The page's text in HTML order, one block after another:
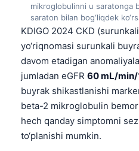
mikroglobulinni u saratonga
saraton bilan bog‘liqdek
KDIGO 2024 CKD
yo‘riqnomasi surunkali
davom etadigan
jumladan eGFR 60 mL/min/
buyrak shikastlanishi
beta-2 mikroglobulin
hech qanday simptomni
to‘planishi mumkin.